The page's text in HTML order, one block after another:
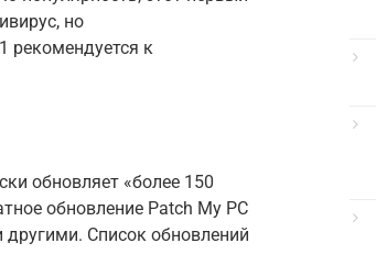
но
рекомендуется к
обновляет «более 150
обновление Patch My PC
другими. Список обновлений